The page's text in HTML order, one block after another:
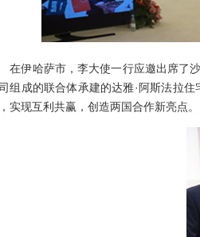
伊哈萨市，李大使一行应邀出席了沙
组成的联合体承建的达雅·阿斯法拉
实现互利共赢，创造两国合作新亮点。